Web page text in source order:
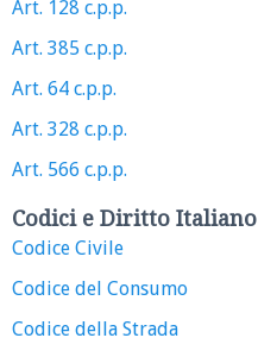
Art. 128 c.p.p.
Art. 385 c.p.p.
Art. 64 c.p.p.
Art. 328 c.p.p.
Art. 566 c.p.p.
Codici e Diritto Italiano
Codice Civile
Codice del Consumo
Codice della Strada